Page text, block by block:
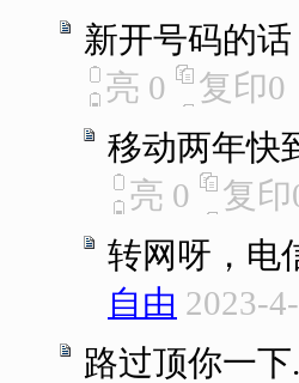
新开号码的
亮 0 复印0
移动两年快
亮 0 复印
转网呀，电
自由 2023-
路过顶你一下